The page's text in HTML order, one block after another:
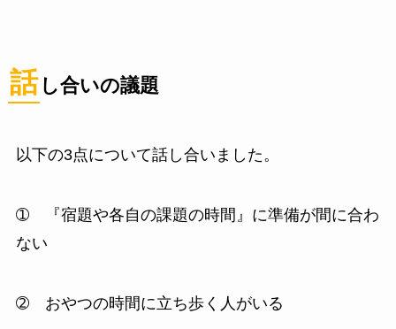
話 し合いの議題
以下の3点について話し合いました。
➀ 『宿題や各自の課題の時間』に準備が間に合わ
ない
➁ おやつの時間に立ち歩く人がいる